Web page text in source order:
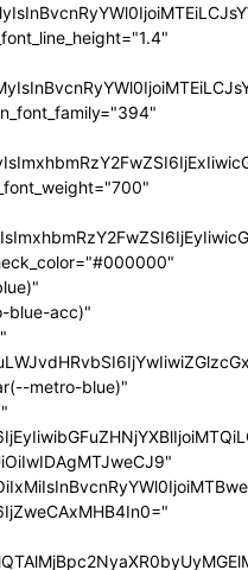
blue-acc)"
metro-blue)"